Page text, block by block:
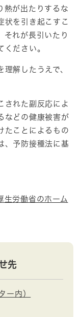
熱が出たりするな
状を引き起こすこ
それが長引いたり
ださい。
解したうえで、
れた副反応によ
などの健康被害が
たことによるもの
、予防接種法に基
生労働省のホーム
先
ー内）